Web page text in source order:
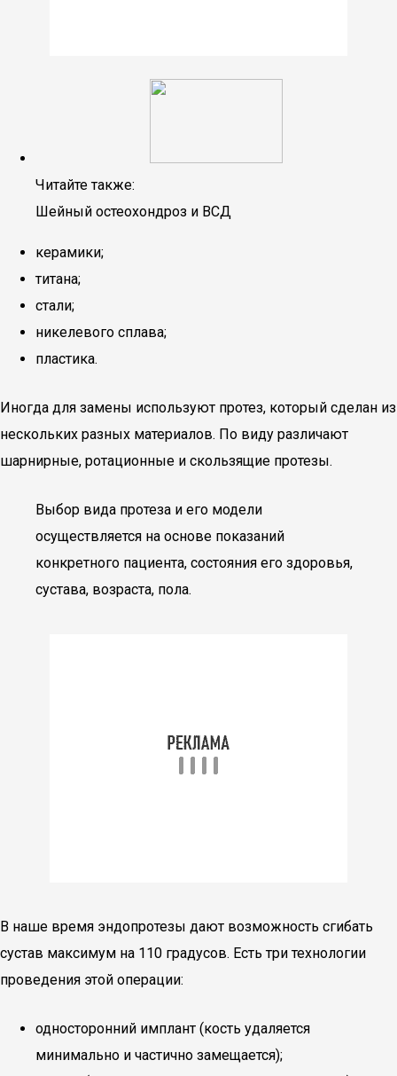
Читайте также:
Шейный остеохондроз и ВСД
керамики;
титана;
стали;
никелевого сплава;
пластика.
Иногда для замены используют протез, который сделан из
нескольких разных материалов. По виду различают
шарнирные, ротационные и скользящие протезы.
Выбор вида протеза и его модели
осуществляется на основе показаний
конкретного пациента, состояния его здоровья,
сустава, возраста, пола.
В наше время эндопротезы дают возможность сгибать
сустав максимум на 110 градусов. Есть три технологии
проведения этой операции:
односторонний имплант (кость удаляется
минимально и частично замещается);